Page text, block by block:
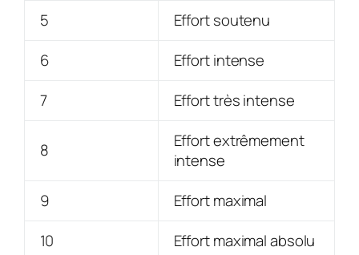
5
Effort soutenu
6
Effort intense
7
Effort très intense
8
Effort extrêmement
intense
9
Effort maximal
10
Effort maximal absolu